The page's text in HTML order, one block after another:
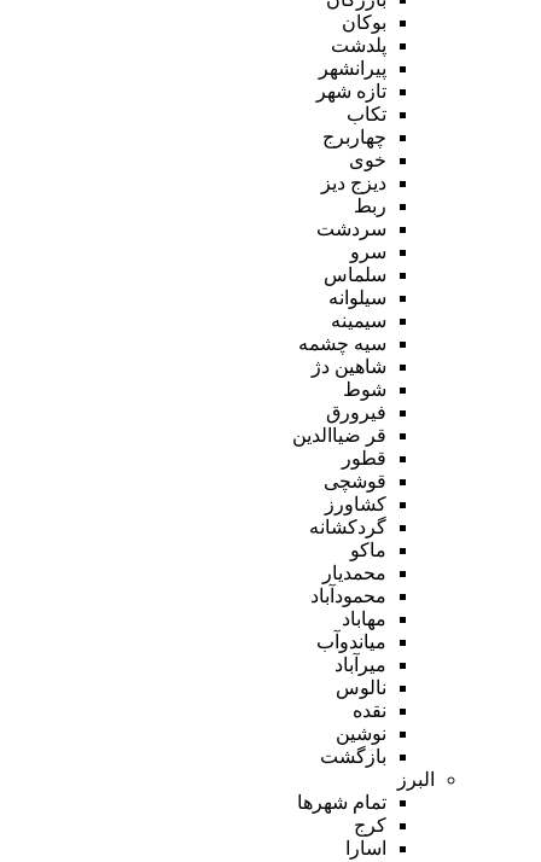
بوکان
پلدشت
پیرانشهر
تازه شهر
تکاب
چهاربرج
خوی
دیزج دیز
ربط
سردشت
سرو
سلماس
سیلوانه
سیمینه
سیه چشمه
شاهین دژ
شوط
فیرورق
قر ضیاالدین
قطور
قوشچی
کشاورز
گردکشانه
ماکو
محمدیار
محمودآباد
مهاباد
میاندوآب
میرآباد
نالوس
نقده
نوشین
بازگشت
البرز
تمام شهر‌ها
کرج
اسارا